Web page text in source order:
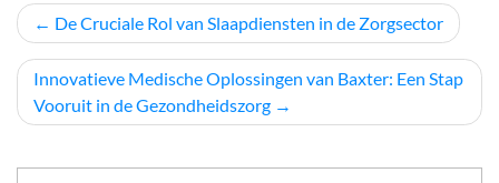
Berichtnavigatie
De Cruciale Rol van Slaapdiensten in de Zorgsector
Innovatieve Medische Oplossingen van Baxter: Een Stap
Vooruit in de Gezondheidszorg